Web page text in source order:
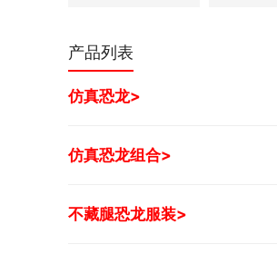
产品列表
仿真恐龙>
仿真恐龙组合>
不藏腿恐龙服装>